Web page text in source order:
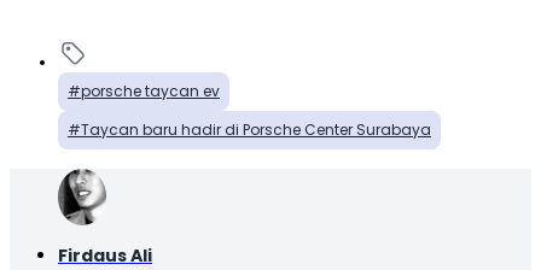
porsche taycan ev
Taycan baru hadir di Porsche Center Surabaya
Firdaus Ali